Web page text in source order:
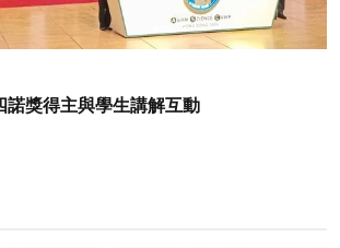
諾獎得主與學生講解互動